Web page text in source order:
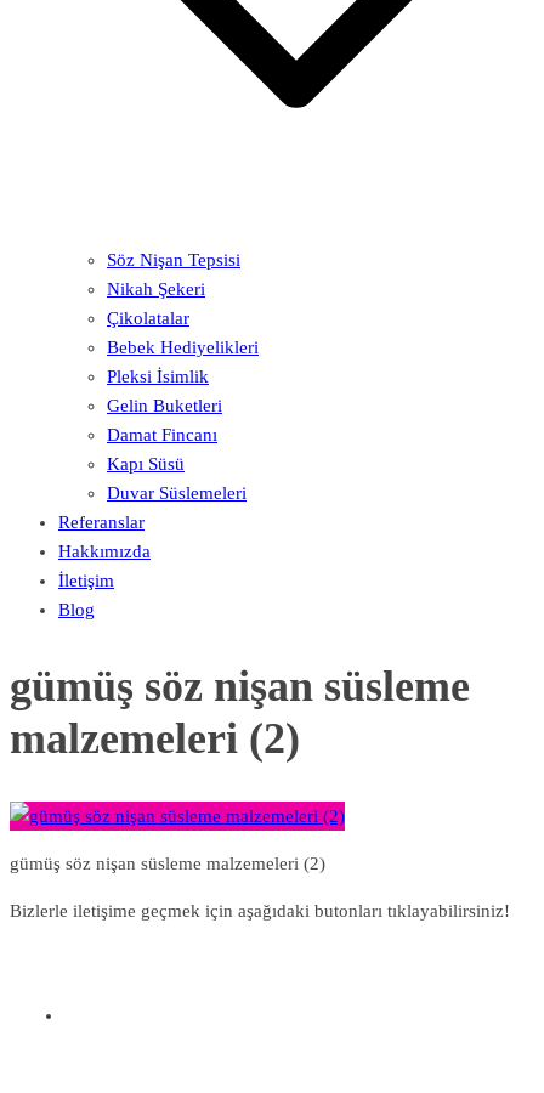
Söz Nişan Tepsisi
Nikah Şekeri
Çikolatalar
Bebek Hediyelikleri
Pleksi İsimlik
Gelin Buketleri
Damat Fincanı
Kapı Süsü
Duvar Süslemeleri
Referanslar
Hakkımızda
İletişim
Blog
gümüş söz nişan süsleme
malzemeleri (2)
gümüş söz nişan süsleme malzemeleri (2)
Bizlerle iletişime geçmek için aşağıdaki butonları tıklayabilirsiniz!